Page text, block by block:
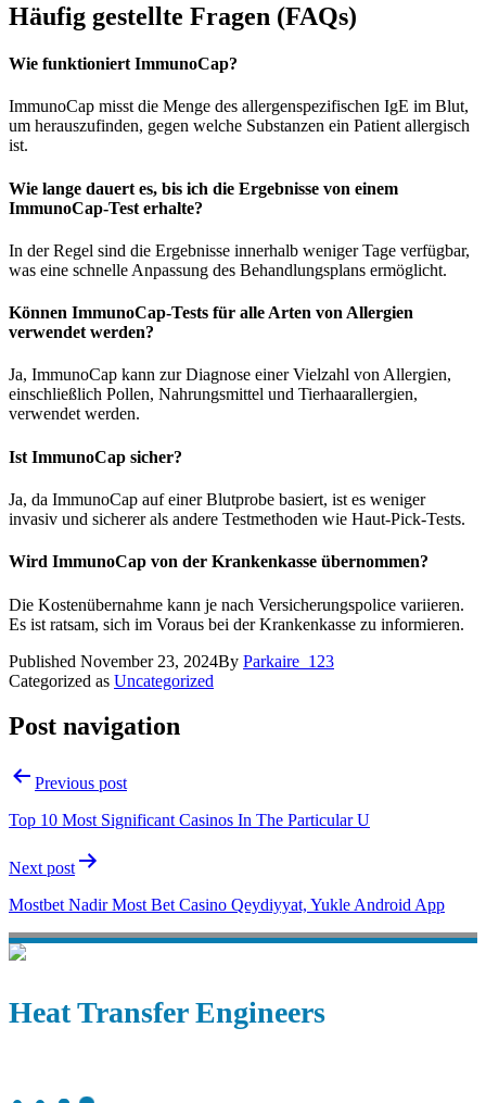
Häufig gestellte Fragen (FAQs)
Wie funktioniert ImmunoCap?
ImmunoCap misst die Menge des allergenspezifischen IgE im Blut,
um herauszufinden, gegen welche Substanzen ein Patient allergisch
ist.
Wie lange dauert es, bis ich die Ergebnisse von einem
ImmunoCap-Test erhalte?
In der Regel sind die Ergebnisse innerhalb weniger Tage verfügbar,
was eine schnelle Anpassung des Behandlungsplans ermöglicht.
Können ImmunoCap-Tests für alle Arten von Allergien
verwendet werden?
Ja, ImmunoCap kann zur Diagnose einer Vielzahl von Allergien,
einschließlich Pollen, Nahrungsmittel und Tierhaarallergien,
verwendet werden.
Ist ImmunoCap sicher?
Ja, da ImmunoCap auf einer Blutprobe basiert, ist es weniger
invasiv und sicherer als andere Testmethoden wie Haut-Pick-Tests.
Wird ImmunoCap von der Krankenkasse übernommen?
Die Kostenübernahme kann je nach Versicherungspolice variieren.
Es ist ratsam, sich im Voraus bei der Krankenkasse zu informieren.
Published November 23, 2024By Parkaire_123
Categorized as Uncategorized
Post navigation
Previous post
Top 10 Most Significant Casinos In The Particular U
Next post
Mostbet Nadir Most Bet Casino Qeydiyyat, Yukle Android App
Heat Transfer Engineers